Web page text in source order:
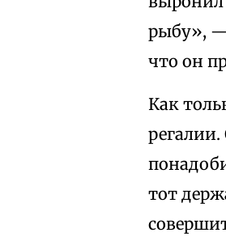
рыбу», —
что он
Как
регалии.
тот